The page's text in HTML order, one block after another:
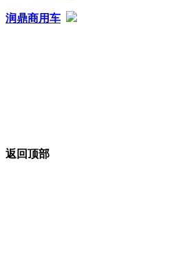
润鼎商用车
返回顶部